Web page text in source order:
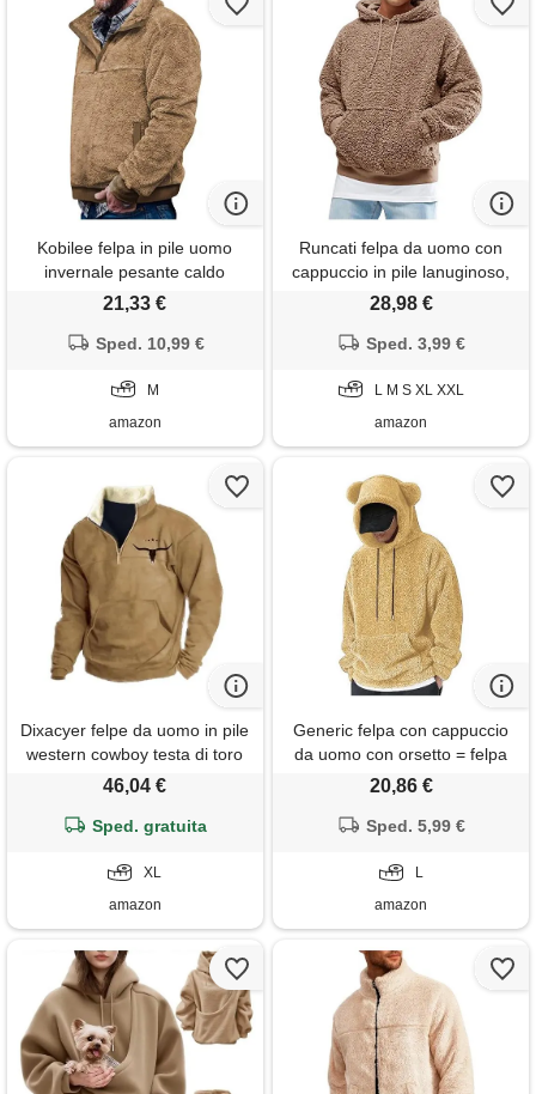
Kobilee felpa in pile uomo
invernale pesante caldo
pullover peluche con bottoni
vintage sportivi sweatshirt
21,33 €
Sped. 10,99 €
M
amazon
Runcati felpa da uomo con
cappuccio in pile lanuginoso,
morbida, con tasca a
l'inverno, marrone, l
28,98 €
Sped. 3,99 €
L M S XL XXL
amazon
Dixacyer felpe da uomo in pile
western cowboy testa di toro
stampa pullover top 1/4 zip
giacche country, d, xl
46,04 €
Sped. gratuita
XL
amazon
Generic felpa con cappuccio
da uomo con orsetto = felpa
con cappuccio casual
felpato termico con tasche a
elegante maglione termico
per sport all'aria
20,86 €
Sped. 5,99 €
L
amazon